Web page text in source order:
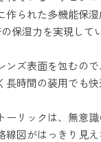
作られた多機能保
保湿力を実現して
ンズ表面を包むの
長時間の装用でも
ーリックは、無意
線図がはっきり見